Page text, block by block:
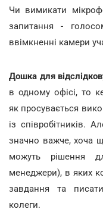
Чи вимикати
запитання -
ввімкненні камери
Дошка для
в одному офісі, то
як просувається
із співробітників.
значно важче, хоча
можуть рішення
менеджери), в яких
завдання та
колеги.